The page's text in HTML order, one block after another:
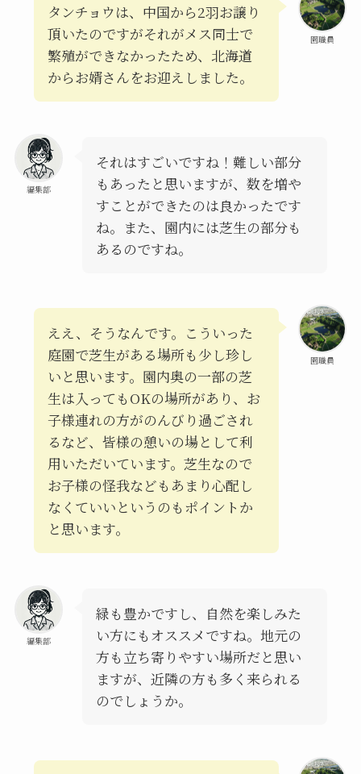
園職員
タンチョウは、中国から2羽お譲り
頂いたのですがそれがメス同士で
繁殖ができなかったため、北海道
からお婿さんをお迎えしました。
編集部
それはすごいですね！難しい部分
もあったと思いますが、数を増や
すことができたのは良かったです
ね。また、園内には芝生の部分も
あるのですね。
園職員
ええ、そうなんです。こういった
庭園で芝生がある場所も少し珍し
いと思います。園内奥の一部の芝
生は入ってもOKの場所があり、お
子様連れの方がのんびり過ごされ
るなど、皆様の憩いの場として利
用いただいています。芝生なので
お子様の怪我などもあまり心配し
なくていいというのもポイントか
と思います。
編集部
緑も豊かですし、自然を楽しみた
い方にもオススメですね。地元の
方も立ち寄りやすい場所だと思い
ますが、近隣の方も多く来られる
のでしょうか。